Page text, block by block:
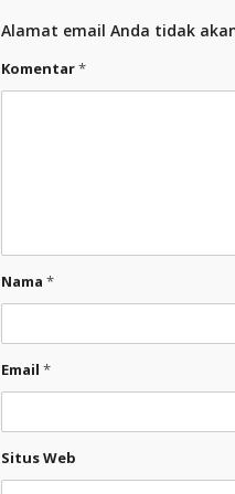
Alamat email Anda tidak
Komentar*
Nama *
Email *
Situs Web